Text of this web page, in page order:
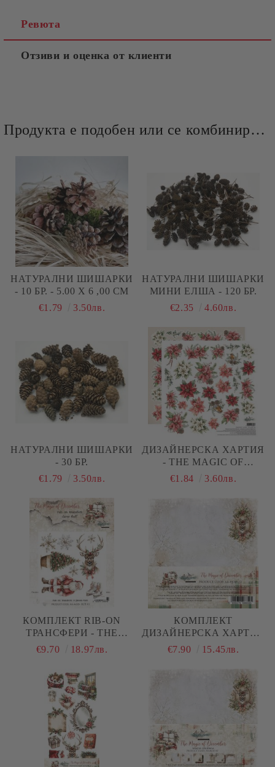
Ревюта
Отзиви и оценка от клиенти
Продукта е подобен или се комбинира добре и със следните продукти :
НАТУРАЛНИ ШИШАРКИ
- 10 БР. - 5.00 Х 6 ,00 СМ
€1.79
3.50лв.
НАТУРАЛНИ ШИШАРКИ
МИНИ ЕЛША - 120 БР.
€2.35
4.60лв.
НАТУРАЛНИ ШИШАРКИ
- 30 БР.
€1.79
3.50лв.
ДИЗАЙНЕРСКА ХАРТИЯ
- THE MAGIC OF
DECEMBER - FLOWERS -
€1.84 3.60лв.
КОМПЛЕКТ RIB-ON
ТРАНСФЕРИ - THE
MAGIC OF DECEMBER -
€9.70 18.97лв.
КОМПЛЕКТ
ДИЗАЙНЕРСКА ХАРТИЯ
- THE MAGIC OF
€7.90 15.45лв.